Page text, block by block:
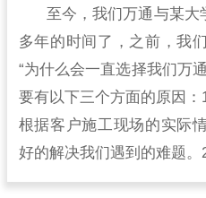
至今，我们万通与某大
多年的时间了，之前，我
“为什么会一直选择我们万
要有以下三个方面的原因
根据客户施工现场的实际
好的解决我们遇到的难题
始到现在，从来没有出现